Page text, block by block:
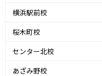
横浜駅前校
桜木町校
センター北校
あざみ野校